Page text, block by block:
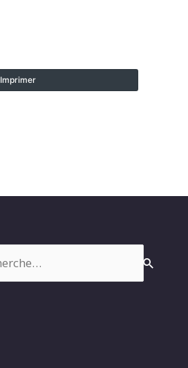
Imprimer